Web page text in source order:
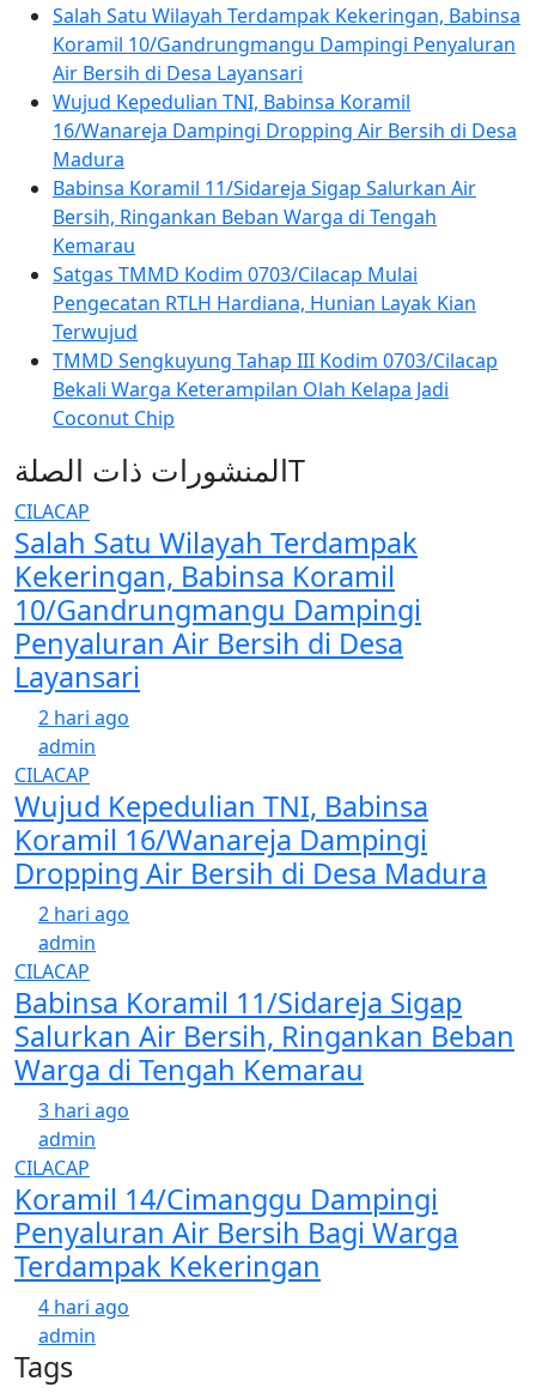
Salah Satu Wilayah Terdampak Kekeringan, Babinsa
Koramil 10/Gandrungmangu Dampingi Penyaluran
Air Bersih di Desa Layansari
Wujud Kepedulian TNI, Babinsa Koramil
16/Wanareja Dampingi Dropping Air Bersih di Desa
Madura
Babinsa Koramil 11/Sidareja Sigap Salurkan Air
Bersih, Ringankan Beban Warga di Tengah
Kemarau
Satgas TMMD Kodim 0703/Cilacap Mulai
Pengecatan RTLH Hardiana, Hunian Layak Kian
Terwujud
TMMD Sengkuyung Tahap III Kodim 0703/Cilacap
Bekali Warga Keterampilan Olah Kelapa Jadi
Coconut Chip
المنشورات ذات الصلةT
CILACAP
Salah Satu Wilayah Terdampak
Kekeringan, Babinsa Koramil
10/Gandrungmangu Dampingi
Penyaluran Air Bersih di Desa
Layansari
2 hari ago
admin
CILACAP
Wujud Kepedulian TNI, Babinsa
Koramil 16/Wanareja Dampingi
Dropping Air Bersih di Desa Madura
2 hari ago
admin
CILACAP
Babinsa Koramil 11/Sidareja Sigap
Salurkan Air Bersih, Ringankan Beban
Warga di Tengah Kemarau
3 hari ago
admin
CILACAP
Koramil 14/Cimanggu Dampingi
Penyaluran Air Bersih Bagi Warga
Terdampak Kekeringan
4 hari ago
admin
Tags